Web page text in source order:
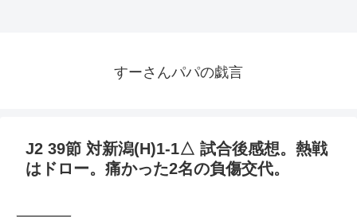
すーさんパパの戯言
J2 39節 対新潟(H)1-1△ 試合後感想。熱戦
はドロー。痛かった2名の負傷交代。